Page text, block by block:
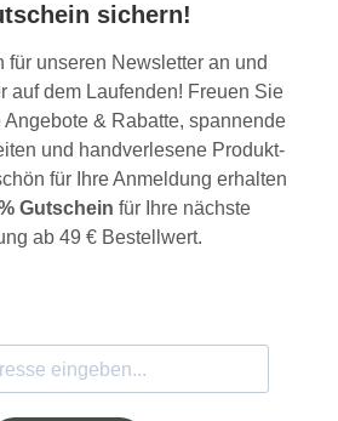
sichern!
für unseren Newsletter an und
auf dem Laufenden! Freuen Sie
& Rabatte, spannende
und handverlesene Produkt-
für Ihre Anmeldung erhalten
Gutschein für Ihre nächste
ab 49 € Bestellwert.